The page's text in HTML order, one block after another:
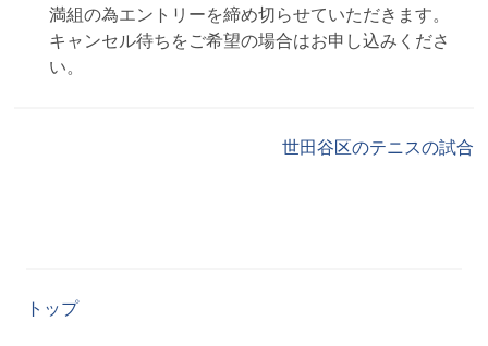
満組の為エントリーを締め切らせていただきます。
キャンセル待ちをご希望の場合はお申し込みくださ
い。
世田谷区のテニスの試合
トップ